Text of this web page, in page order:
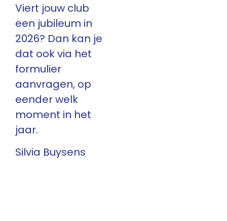
Viert jouw club
een jubileum in
2026? Dan kan je
dat ook via het
formulier
aanvragen, op
eender welk
moment in het
jaar.
Silvia Buysens